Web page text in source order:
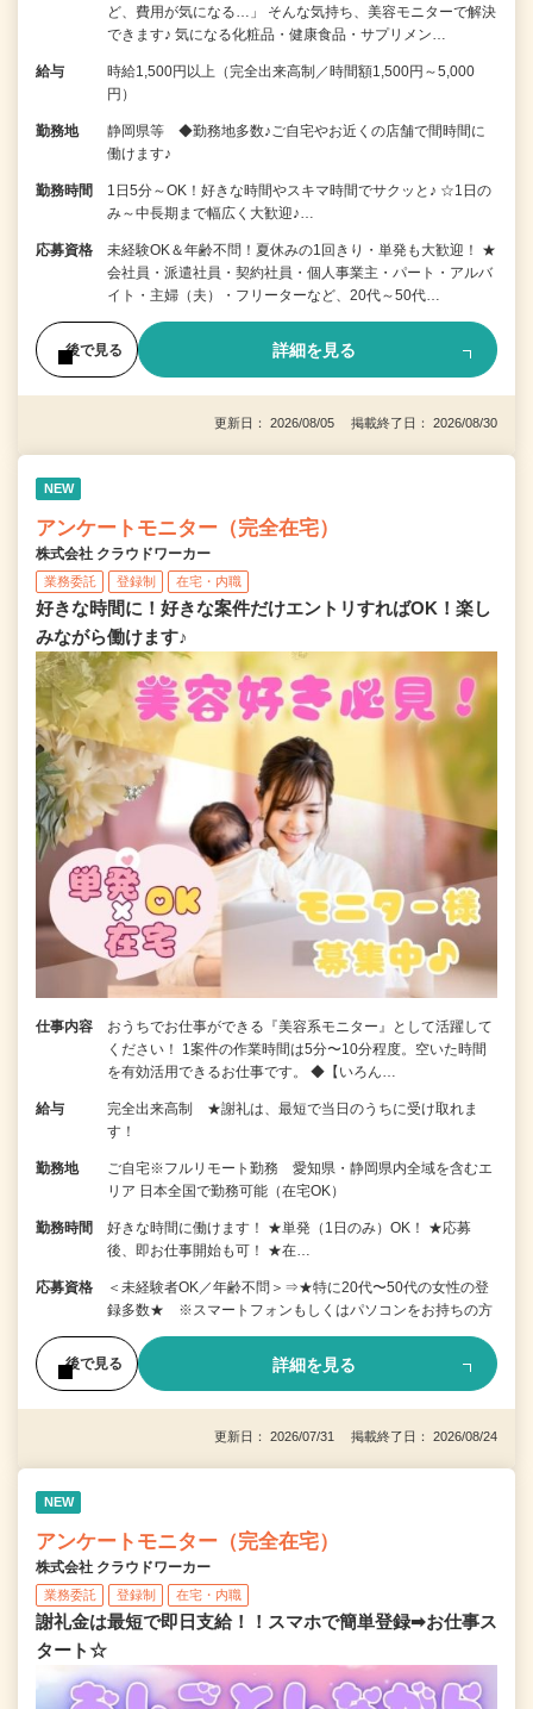
ど、費用が気になる…」 そんな気持ち、美容モニターで解決
できます♪ 気になる化粧品・健康食品・サプリメン…
給与
時給1,500円以上（完全出来高制／時間額1,500円～5,000
円）
勤務地
静岡県等 ◆勤務地多数♪ご自宅やお近くの店舗で間時間に
働けます♪
勤務時間
1日5分～OK！好きな時間やスキマ時間でサクッと♪ ☆1日の
み～中長期まで幅広く大歓迎♪…
応募資格
未経験OK＆年齢不問！夏休みの1回きり・単発も大歓迎！ ★
会社員・派遣社員・契約社員・個人事業主・パート・アルバ
イト・主婦（夫）・フリーターなど、20代～50代…
後で見る 詳細を見る
更新日： 2026/08/05 掲載終了日： 2026/08/30
NEW
アンケートモニター（完全在宅）
株式会社 クラウドワーカー
業務委託 登録制 在宅・内職
好きな時間に！好きな案件だけエントリすればOK！楽し
みながら働けます♪
仕事内容
おうちでお仕事ができる『美容系モニター』として活躍して
ください！ 1案件の作業時間は5分〜10分程度。空いた時間
を有効活用できるお仕事です。 ◆【いろん…
給与
完全出来高制 ★謝礼は、最短で当日のうちに受け取れま
す！
勤務地
ご自宅※フルリモート勤務 愛知県・静岡県内全域を含むエ
リア 日本全国で勤務可能（在宅OK）
勤務時間
好きな時間に働けます！ ★単発（1日のみ）OK！ ★応募
後、即お仕事開始も可！ ★在…
応募資格
＜未経験者OK／年齢不問＞⇒★特に20代〜50代の女性の登
録多数★ ※スマートフォンもしくはパソコンをお持ちの方
後で見る 詳細を見る
更新日： 2026/07/31 掲載終了日： 2026/08/24
NEW
アンケートモニター（完全在宅）
株式会社 クラウドワーカー
業務委託 登録制 在宅・内職
謝礼金は最短で即日支給！！スマホで簡単登録➡お仕事ス
タート☆